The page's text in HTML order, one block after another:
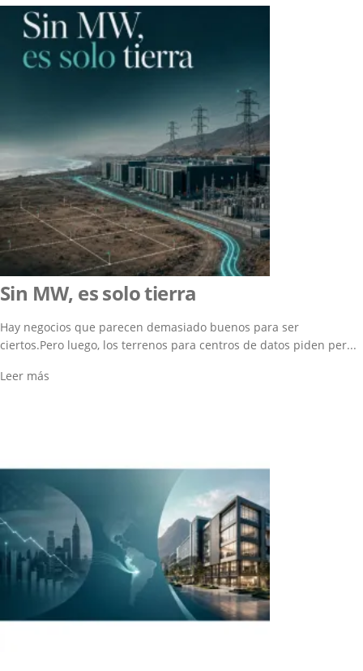
Sin MW, es solo tierra
Hay negocios que parecen demasiado buenos para ser
ciertos.Pero luego, los terrenos para centros de datos piden per...
Leer más